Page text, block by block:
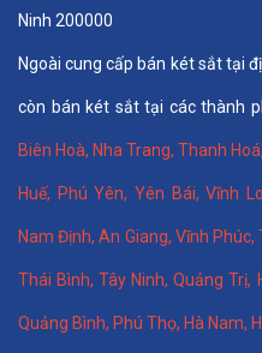
Ninh 200000
Ngoài cung cấp bán két sắt tại
còn bán két sắt tại các thành
Biên Hoà,Nha Trang,Thanh Hoá
Huế, Phú Yên,Yên Bái,Vĩnh
Nam Định,An Giang, Vĩnh Phúc,
Thái Bình,Tây Ninh,Quảng Trị,
Quảng Bình, Phú Thọ, Hà Nam,